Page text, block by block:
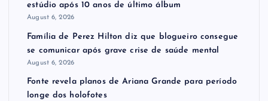
estúdio após 10 anos de último álbum
August 6, 2026
Família de Perez Hilton diz que blogueiro consegue
se comunicar após grave crise de saúde mental
August 6, 2026
Fonte revela planos de Ariana Grande para período
longe dos holofotes